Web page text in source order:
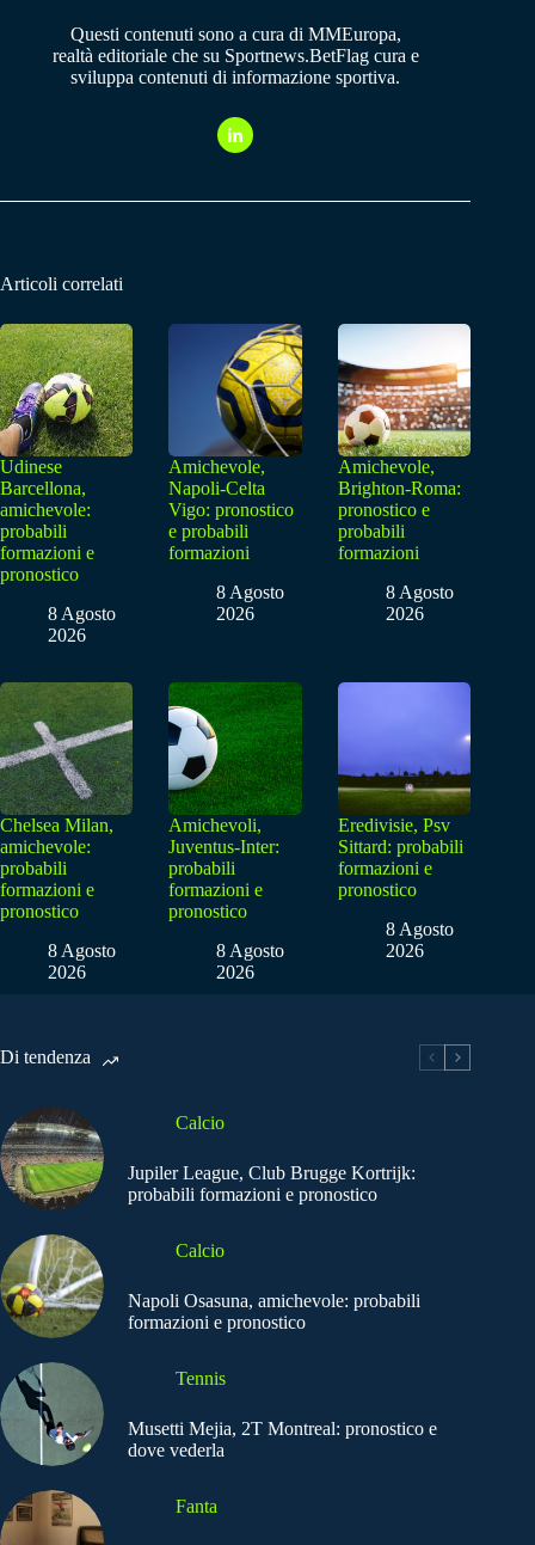
Questi contenuti sono a cura di MMEuropa,
realtà editoriale che su Sportnews.BetFlag cura e
sviluppa contenuti di informazione sportiva.
Articoli correlati
Udinese
Barcellona,
amichevole:
probabili
formazioni e
pronostico
8 Agosto
2026
Amichevole,
Napoli-Celta
Vigo: pronostico
e probabili
formazioni
8 Agosto
2026
Amichevole,
Brighton-Roma:
pronostico e
probabili
formazioni
8 Agosto
2026
Chelsea Milan,
amichevole:
probabili
formazioni e
pronostico
8 Agosto
2026
Amichevoli,
Juventus-Inter:
probabili
formazioni e
pronostico
8 Agosto
2026
Eredivisie, Psv
Sittard: probabili
formazioni e
pronostico
8 Agosto
2026
Di tendenza
Calcio
Jupiler League, Club Brugge Kortrijk:
probabili formazioni e pronostico
Calcio
Napoli Osasuna, amichevole: probabili
formazioni e pronostico
Tennis
Musetti Mejia, 2T Montreal: pronostico e
dove vederla
Fanta